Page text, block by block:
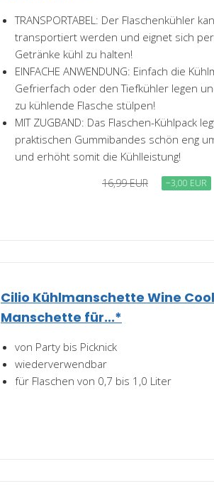
TRANSPORTABEL: Der Flaschenkühler
transportiert werden und eignet sich
Getränke kühl zu halten!
EINFACHE ANWENDUNG: Einfach die
Gefrierfach oder den Tiefkühler legen
zu kühlende Flasche stülpen!
MIT ZUGBAND: Das Flaschen-Kühlpack
praktischen Gummibandes schön eng
und erhöht somit die Kühlleistung!
16,99 EUR −3,00 EUR
Cilio Kühlmanschette Wine
Manschette für...*
von Party bis Picknick
wiederverwendbar
für Flaschen von 0,7 bis 1,0 Liter